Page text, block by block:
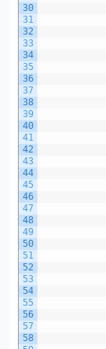
30
31
32
33
34
35
36
37
38
39
40
41
42
43
44
45
46
47
48
49
50
51
52
53
54
55
56
57
58